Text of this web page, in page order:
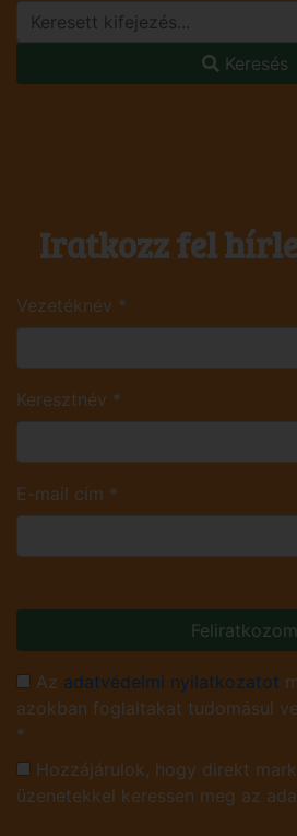
Keresés
Iratkozz fel
Vezetéknév *
Keresztnév *
E-mail cím *
Feliratkozom
Az adatvédelmi nyilatkozatot
azokban foglaltakat tudomásul
*
Hozzájárulok, hogy direkt
üzenetekkel keressen meg az